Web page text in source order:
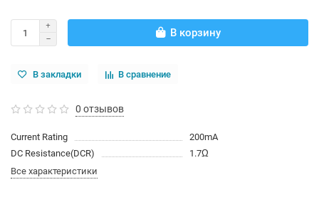
В корзину
В закладки В сравнение
0 отзывов
Current Rating
200mA
DC Resistance(DCR)
1.7Ω
Все характеристики